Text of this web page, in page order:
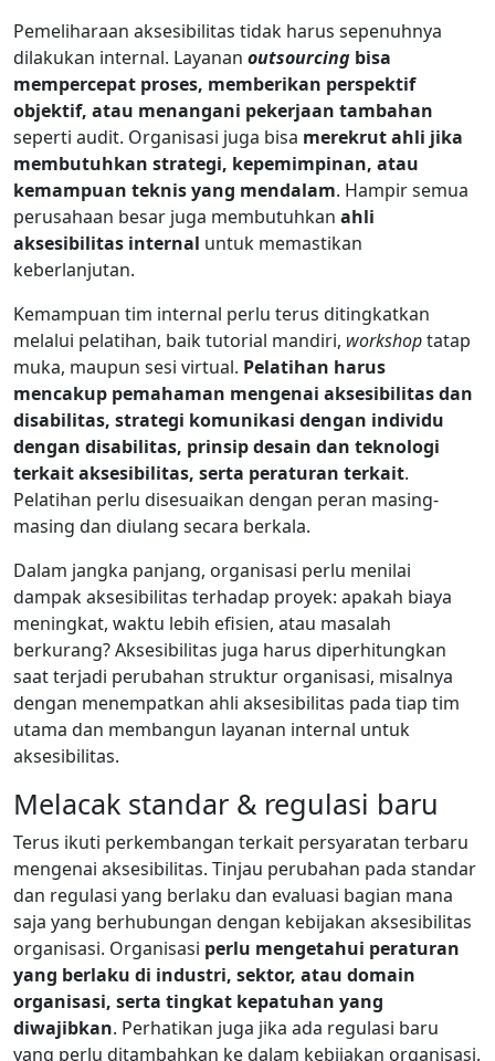
Pemeliharaan aksesibilitas tidak harus sepenuhnya
dilakukan internal. Layanan outsourcing bisa
mempercepat proses, memberikan perspektif
objektif, atau menangani pekerjaan tambahan
seperti audit. Organisasi juga bisa merekrut ahli jika
membutuhkan strategi, kepemimpinan, atau
kemampuan teknis yang mendalam. Hampir semua
perusahaan besar juga membutuhkan ahli
aksesibilitas internal untuk memastikan
keberlanjutan.
Kemampuan tim internal perlu terus ditingkatkan
melalui pelatihan, baik tutorial mandiri, workshoptatap
muka, maupun sesi virtual. Pelatihan harus
mencakup pemahaman mengenai aksesibilitas dan
disabilitas, strategi komunikasi dengan individu
dengan disabilitas, prinsip desain dan teknologi
terkait aksesibilitas, serta peraturan terkait.
Pelatihan perlu disesuaikan dengan peran masing-
masing dan diulang secara berkala.
Dalam jangka panjang, organisasi perlu menilai
dampak aksesibilitas terhadap proyek: apakah biaya
meningkat, waktu lebih efisien, atau masalah
berkurang? Aksesibilitas juga harus diperhitungkan
saat terjadi perubahan struktur organisasi, misalnya
dengan menempatkan ahli aksesibilitas pada tiap tim
utama dan membangun layanan internal untuk
aksesibilitas.
Melacak standar & regulasi baru
Terus ikuti perkembangan terkait persyaratan terbaru
mengenai aksesibilitas. Tinjau perubahan pada standar
dan regulasi yang berlaku dan evaluasi bagian mana
saja yang berhubungan dengan kebijakan aksesibilitas
organisasi. Organisasi perlu mengetahui peraturan
yang berlaku di industri, sektor, atau domain
organisasi, serta tingkat kepatuhan yang
diwajibkan. Perhatikan juga jika ada regulasi baru
yang perlu ditambahkan ke dalam kebijakan organisasi.